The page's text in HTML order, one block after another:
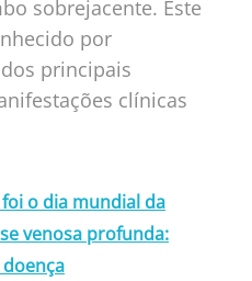
sobrejacente. Este
por
principais
clínicas
o dia mundial da
venosa profunda: